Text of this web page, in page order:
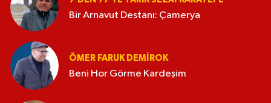
Bir Arnavut Destanı: Çamerya
ÖMER FARUK DEMIROK
Beni Hor Görme Kardeşim